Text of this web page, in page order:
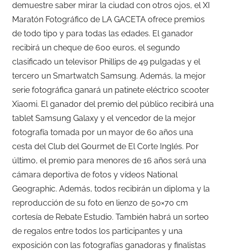
demuestre saber mirar la ciudad con otros ojos, el XI
Maratón Fotográfico de LA GACETA ofrece premios
de todo tipo y para todas las edades. El ganador
recibirá un cheque de 600 euros, el segundo
clasificado un televisor Phillips de 49 pulgadas y el
tercero un Smartwatch Samsung. Además, la mejor
serie fotográfica ganará un patinete eléctrico scooter
Xiaomi. El ganador del premio del público recibirá una
tablet Samsung Galaxy y el vencedor de la mejor
fotografía tomada por un mayor de 60 años una
cesta del Club del Gourmet de El Corte Inglés. Por
último, el premio para menores de 16 años será una
cámara deportiva de fotos y vídeos National
Geographic. Además, todos recibirán un diploma y la
reproducción de su foto en lienzo de 50×70 cm
cortesía de Rebate Estudio. También habrá un sorteo
de regalos entre todos los participantes y una
exposición con las fotografías ganadoras y finalistas